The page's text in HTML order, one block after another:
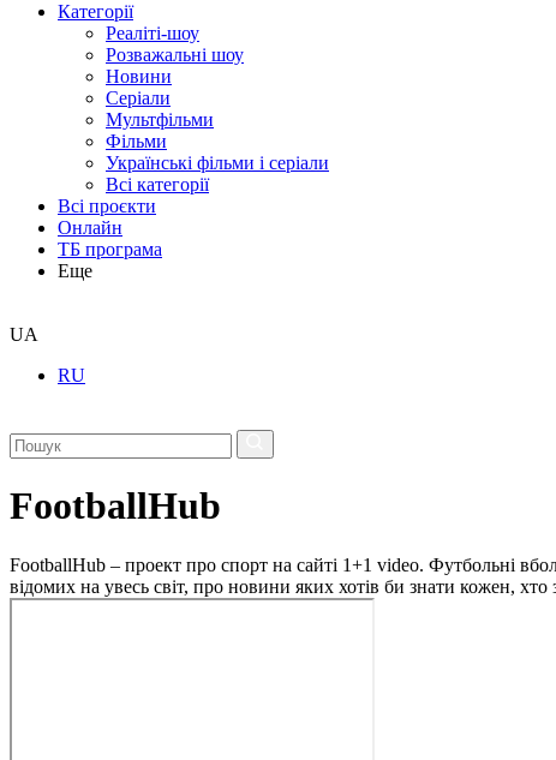
Категорії
Реаліті-шоу
Розважальні шоу
Новини
Серіали
Мультфільми
Фільми
Українські фільми і серіали
Всі категорії
Всі проєкти
Онлайн
ТБ програма
Еще
UA
RU
FootballHub
FootballHub – проект про спорт на сайті 1+1 video. Футбольні
відомих на увесь світ, про новини яких хотів би знати кожен,